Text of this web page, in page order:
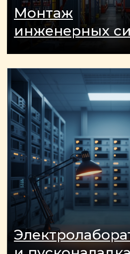
Я даю согласие на
персональных данных и
соглашаюсь с
политикой
конфиденциальности
Заказать звонок
насколько это возможно